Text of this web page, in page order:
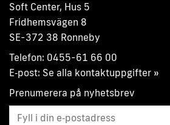
Soft Center, Hus 5
Fridhemsvägen 8
SE-372 38 Ronneby
Telefon: 0455-61 66 00
E‑post: Se alla kontaktuppgifter »
Prenumerera på nyhetsbrev